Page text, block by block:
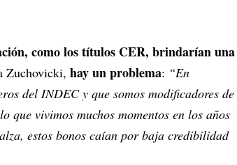
como los títulos CER, brindarían una
Zuchovicki, hay un problema: “En
del INDEC y que somos modificadores de
que vivimos muchos momentos en los años
estos bonos caían por baja credibilidad